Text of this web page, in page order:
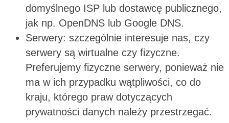
domyślnego ISP lub dostawcę publicznego,
jak np. OpenDNS lub Google DNS.
Serwery: szczególnie interesuje nas, czy
serwery są wirtualne czy fizyczne.
Preferujemy fizyczne serwery, ponieważ nie
ma w ich przypadku wątpliwości, co do
kraju, którego praw dotyczących
prywatności danych należy przestrzegać.